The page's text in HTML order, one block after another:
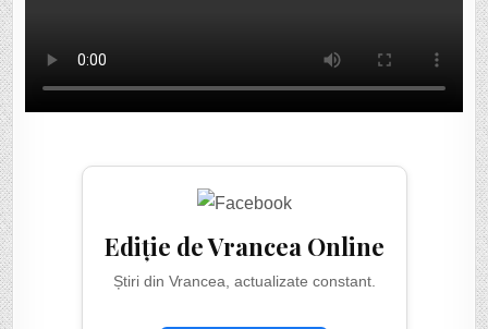
Ediție de Vrancea Online
Știri din Vrancea, actualizate constant.